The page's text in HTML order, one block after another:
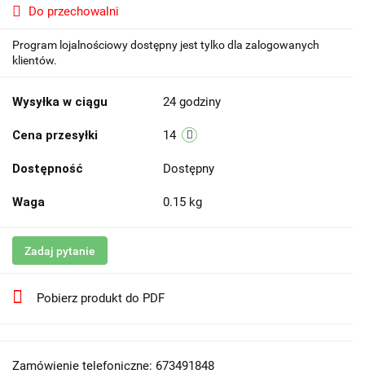
Do przechowalni
Program lojalnościowy dostępny jest tylko dla zalogowanych
klientów.
Wysyłka w ciągu 24 godziny
Cena przesyłki 14
Dostępność Dostępny
Waga 0.15 kg
Zadaj pytanie
Pobierz produkt do PDF
Zamówienie telefoniczne: 673491848